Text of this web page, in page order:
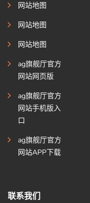
网站地图
网站地图
网站地图
ag旗舰厅官方
网站网页版
ag旗舰厅官方
网站手机版入
口
ag旗舰厅官方
网站APP下载
联系我们